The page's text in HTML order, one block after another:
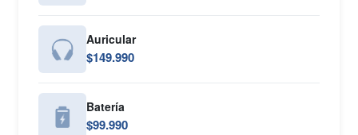
Auricular
$149.990
Batería
$99.990